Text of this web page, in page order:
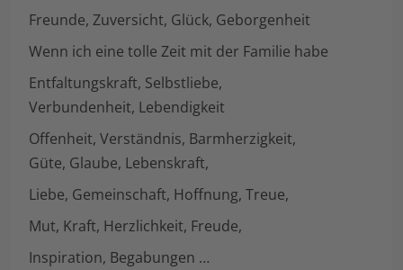
Freunde, Zuversicht, Glück, Geborgenheit
Wenn ich eine tolle Zeit mit der Familie habe
Entfaltungskraft, Selbstliebe,
Verbundenheit, Lebendigkeit
Offenheit, Verständnis, Barmherzigkeit,
Güte, Glaube, Lebenskraft,
Liebe, Gemeinschaft, Hoffnung, Treue,
Mut, Kraft, Herzlichkeit, Freude,
Inspiration, Begabungen …